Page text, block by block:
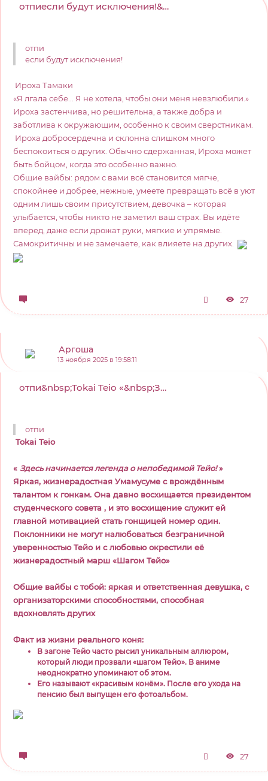
отпиесли будут исключения!&nbsp;&nbsp;Ироха Тама...
отпи
если будут исключения!
Ироха Тамаки
«Я лгала себе... Я не хотела, чтобы они меня невзлюбили.»
Ироха застенчива, но решительна, а также добра и
заботлива к окружающим, особенно к своим сверстникам.
Ироха добросердечна и склонна слишком много
беспокоиться о других. Обычно сдержанная, Ироха может
быть бойцом, когда это особенно важно.
Общие вайбы: рядом с вами всё становится мягче,
спокойнее и добрее, нежные, умеете превращать всё в уют
одним лишь своим присутствием, девочка – которая
улыбается, чтобы никто не заметил ваш страх. Вы идёте
вперед, даже если дрожат руки, мягкие и упрямые.
Самокритичны и не замечаете, как влияете на других.
27
Аргоша
13 ноября 2025 в 19:58:11
отпи&nbsp;Tokai Teio «&nbsp;Здесь начинается легенда ...
отпи
Tokai Teio
« Здесь начинается легенда о непобедимой Тейо!»
Яркая, жизнерадостная Умамусуме с врождённым
талантом к гонкам. Она давно восхищается президентом
студенческого совета , и это восхищение служит ей
главной мотивацией стать гонщицей номер один.
Поклонники не могут налюбоваться безграничной
уверенностью Тейо и с любовью окрестили её
жизнерадостный марш «Шагом Тейо»
Общие вайбы с тобой: яркая и ответственная девушка, с
организаторскими способностями, способная
вдохновлять других
Факт из жизни реального коня:
В загоне Тейо часто рысил уникальным аллюром,
который люди прозвали «шагом Тейо». В аниме
неоднократно упоминают об этом.
Его называют «красивым конём». После его ухода на
пенсию был выпущен его фотоальбом.
27